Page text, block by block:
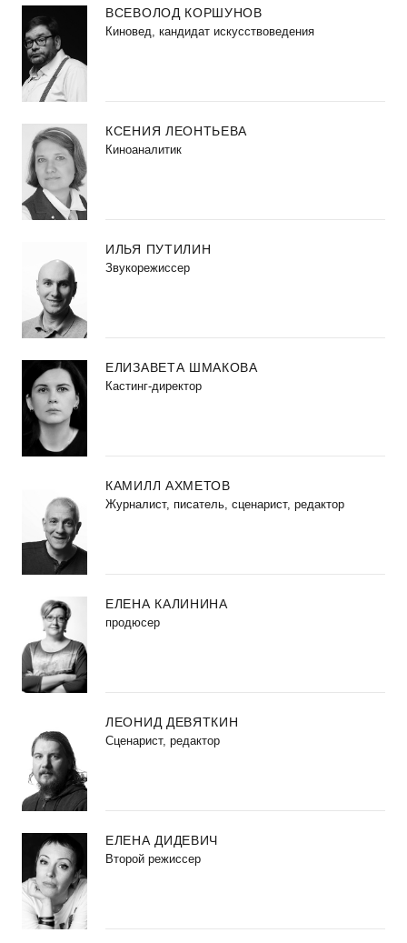
ВСЕВОЛОД КОРШУНОВ
Киновед, кандидат искусствоведения
КСЕНИЯ ЛЕОНТЬЕВА
Киноаналитик
ИЛЬЯ ПУТИЛИН
Звукорежиссер
ЕЛИЗАВЕТА ШМАКОВА
Кастинг-директор
КАМИЛЛ АХМЕТОВ
Журналист, писатель, сценарист, редактор
ЕЛЕНА КАЛИНИНА
продюсер
ЛЕОНИД ДЕВЯТКИН
Сценарист, редактор
ЕЛЕНА ДИДЕВИЧ
Второй режиссер